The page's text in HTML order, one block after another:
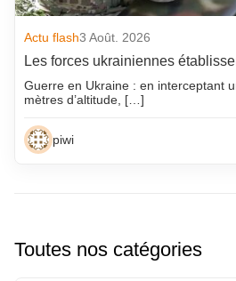
Actu flash3 Août. 2026
Les forces ukrainiennes
Guerre en Ukraine : en interceptant
mètres d’altitude, […]
piwi
Toutes nos catégories